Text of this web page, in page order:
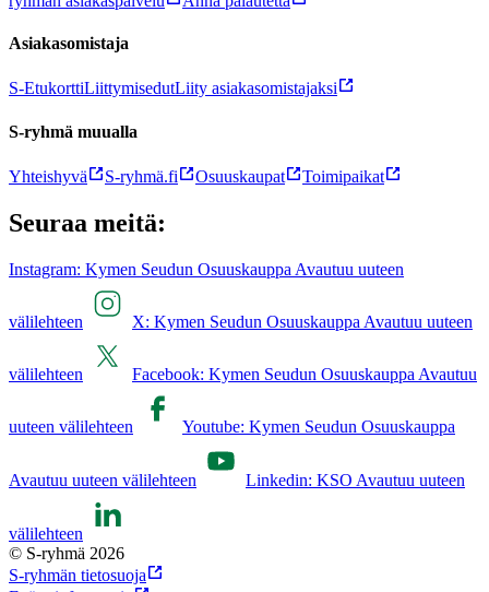
Asiakasomistaja
S-EtukorttiLiittymisedutLiity asiakasomistajaksi
S-ryhmä muualla
Yhteishyvä S-ryhmä.fi Osuuskaupat Toimipaikat
Seuraa meitä:
Instagram: Kymen Seudun Osuuskauppa Avautuu uuteen
välilehteen X: Kymen Seudun Osuuskauppa Avautuu uuteen
välilehteen Facebook: Kymen Seudun Osuuskauppa Avautuu
uuteen välilehteen Youtube: Kymen Seudun Osuuskauppa
Avautuu uuteen välilehteen Linkedin: KSO Avautuu uuteen
välilehteen
© S-ryhmä 2026
S-ryhmän tietosuoja